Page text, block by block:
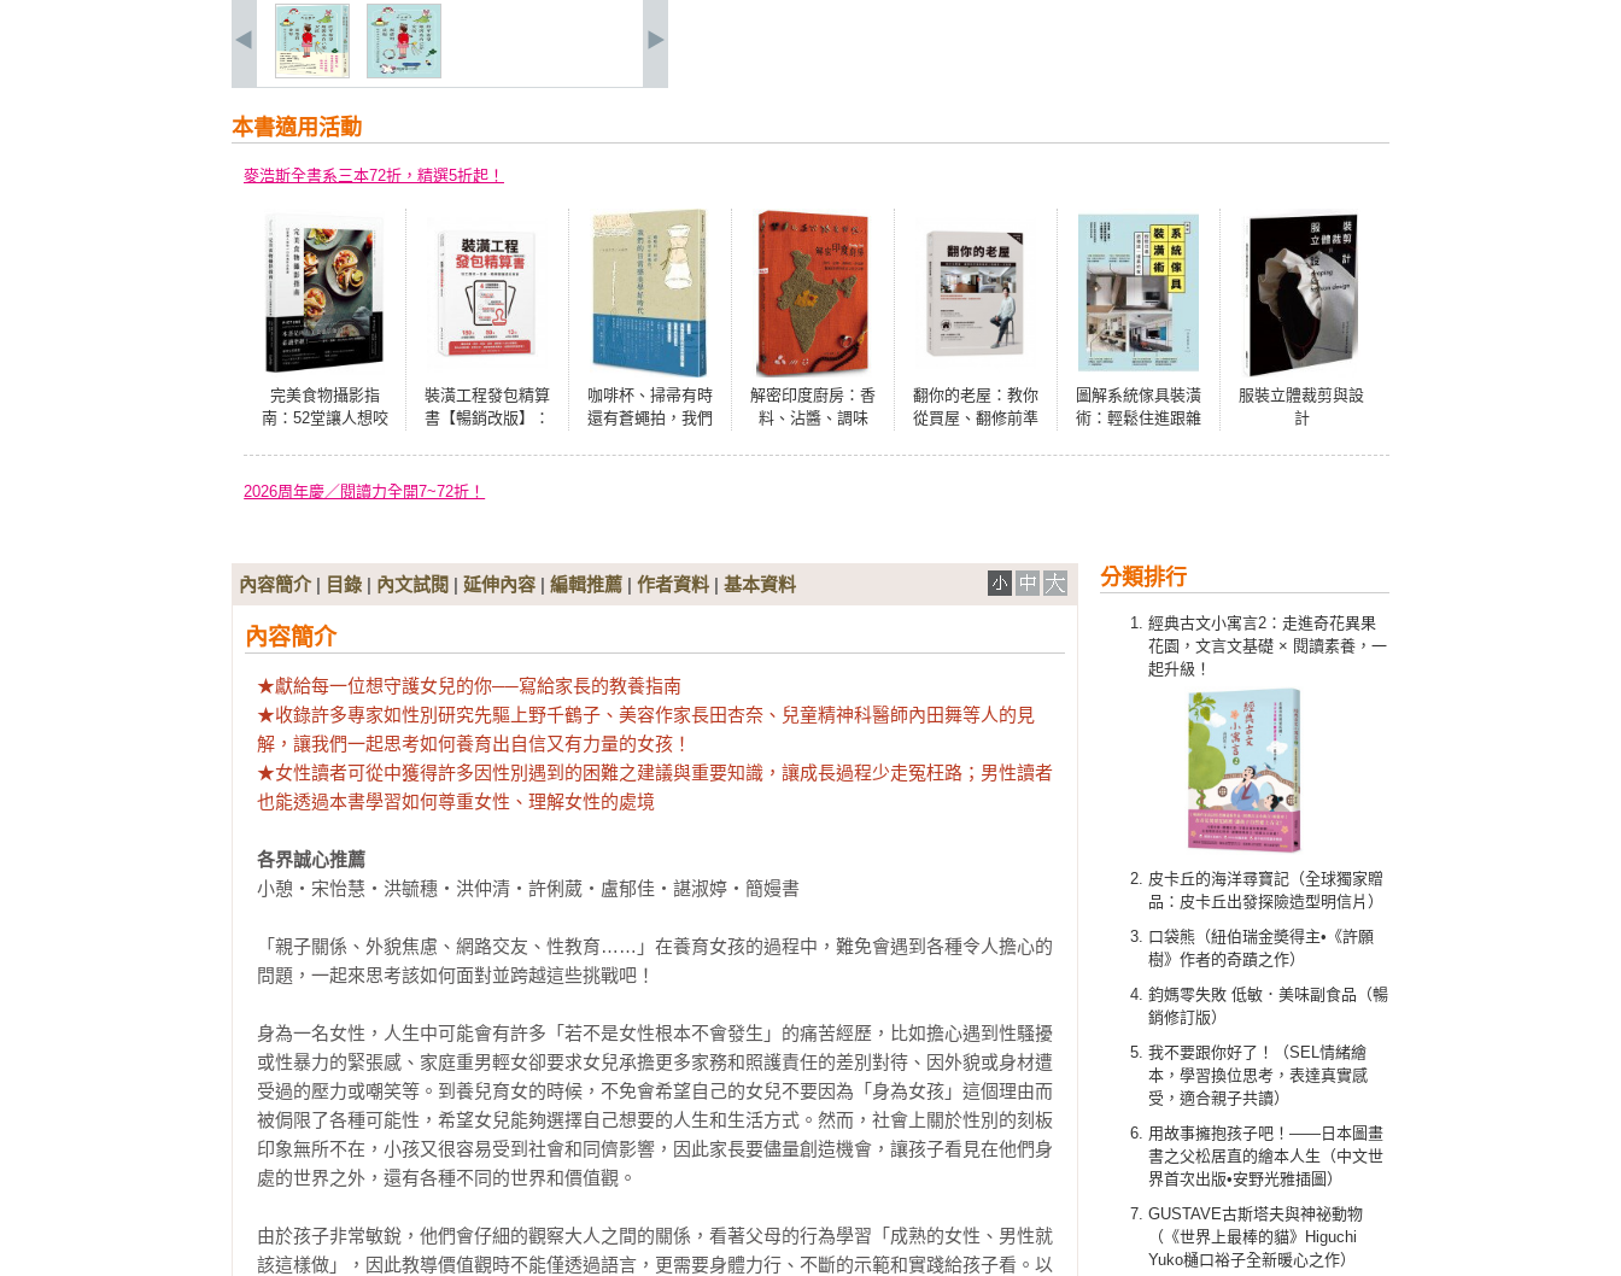
本書適用活動
麥浩斯全書系三本72折，精選5折起！
完美食物攝影指
南：52堂讓人想咬
裝潢工程發包精算
書【暢銷改版】：
咖啡杯、掃帚有時
還有蒼蠅拍，我們
解密印度廚房：香
料、沾醬、調味
翻你的老屋：教你
從買屋、翻修前準
圖解系統傢具裝潢
術：輕鬆住進跟雜
服裝立體裁剪與設
計
2026周年慶／閱讀力全開7~72折！
分類排行
經典古文小寓言2：走進奇花異果
花園，文言文基礎 × 閱讀素養，一
起升級！
皮卡丘的海洋尋寶記（全球獨家贈
品：皮卡丘出發探險造型明信片）
口袋熊（紐伯瑞金奬得主•《許願
樹》作者的奇蹟之作）
鈞媽零失敗 低敏．美味副食品（暢
銷修訂版）
我不要跟你好了！（SEL情緒繪
本，學習換位思考，表達真實感
受，適合親子共讀）
用故事擁抱孩子吧！——日本圖畫
書之父松居直的繪本人生（中文世
界首次出版•安野光雅插圖）
GUSTAVE古斯塔夫與神祕動物
（《世界上最棒的貓》Higuchi
Yuko樋口裕子全新暖心之作）
內容簡介| 目錄 | 內文試閱 | 延伸內容 | 編輯推薦 | 作者資料 | 基本資料
內容簡介
★獻給每一位想守護女兒的你──寫給家長的教養指南
★收錄許多專家如性別研究先驅上野千鶴子、美容作家長田杏奈、兒童精神科醫師內田舞等人的見
解，讓我們一起思考如何養育出自信又有力量的女孩！
★女性讀者可從中獲得許多因性別遇到的困難之建議與重要知識，讓成長過程少走冤枉路；男性讀者
也能透過本書學習如何尊重女性、理解女性的處境
各界誠心推薦
小憩‧宋怡慧‧洪毓穗‧洪仲清‧許俐葳‧盧郁佳‧諶淑婷‧簡嫚書
「親子關係、外貌焦慮、網路交友、性教育……」在養育女孩的過程中，難免會遇到各種令人擔心的
問題，一起來思考該如何面對並跨越這些挑戰吧！
身為一名女性，人生中可能會有許多「若不是女性根本不會發生」的痛苦經歷，比如擔心遇到性騷擾
或性暴力的緊張感、家庭重男輕女卻要求女兒承擔更多家務和照護責任的差別對待、因外貌或身材遭
受過的壓力或嘲笑等。到養兒育女的時候，不免會希望自己的女兒不要因為「身為女孩」這個理由而
被侷限了各種可能性，希望女兒能夠選擇自己想要的人生和生活方式。然而，社會上關於性別的刻板
印象無所不在，小孩又很容易受到社會和同儕影響，因此家長要儘量創造機會，讓孩子看見在他們身
處的世界之外，還有各種不同的世界和價值觀。
由於孩子非常敏銳，他們會仔細的觀察大人之間的關係，看著父母的行為學習「成熟的女性、男性就
該這樣做」，因此教導價值觀時不能僅透過語言，更需要身體力行、不斷的示範和實踐給孩子看。以